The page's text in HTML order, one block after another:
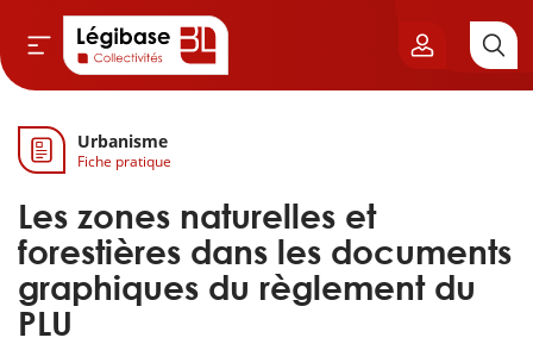
& Cimetières
& Élu local
& Finances locales
Urbanisme
Fiche pratique
Les zones naturelles et
forestières dans les documents
graphiques du règlement du
PLU